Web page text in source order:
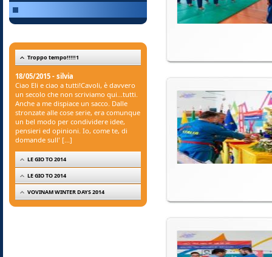
Troppo tempo!!!!!1
18/05/2015 - silvia
Ciao Eli e ciao a tutti!Cavoli, è davvero
un secolo che non scriviamo qui...tutti.
Anche a me dispiace un sacco. Dalle
stronzate alle cose serie, era comunque
un bel modo per condividere idee,
pensieri ed opinioni. Io, come te, di
domande sull' [...]
LE GIO TO 2014
LE GIO TO 2014
VOVINAM WINTER DAYS 2014